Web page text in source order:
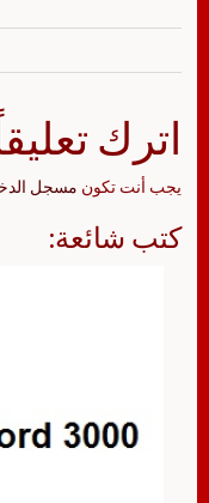
اترك
يجب أنت تكون مسجل
كتب شائعة: